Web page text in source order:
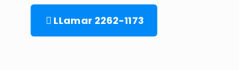
LLamar 2262-1173